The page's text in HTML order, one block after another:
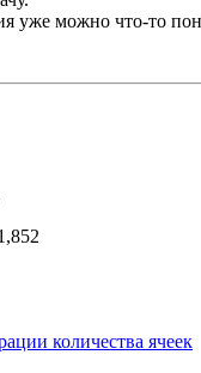
уже можно что-то
количества ячеек